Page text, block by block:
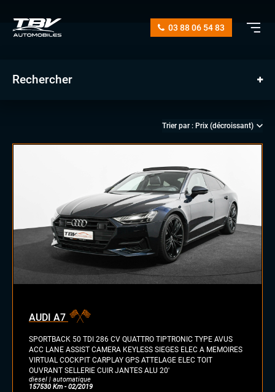
03 88 06 54 83
Rechercher
manuelle
automatique
électrique
GPL
autre
AUDI A7
SPORTBACK 50 TDI 286 CV QUATTRO TIPTRONIC TYPE AVUS
ACC LANE ASSIST CAMERA KEYLESS SIEGES ELEC A MEMOIRES
VIRTUAL COCKPIT CARPLAY GPS ATTELAGE ELEC TOIT
OUVRANT SELLERIE CUIR JANTES ALU 20'
diesel | automatique
157530 Km - 02/2019